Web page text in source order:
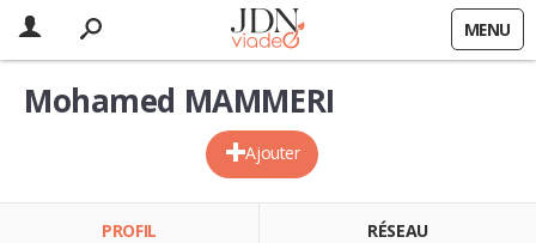
MENU
Ajouter
Mohamed MAMMERI
PROFIL RÉSEAU